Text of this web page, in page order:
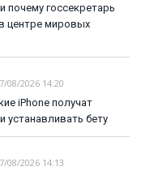
почему госсекретарь
центре мировых
08/2026 14:20
iPhone получат
устанавливать бету
08/2026 14:13